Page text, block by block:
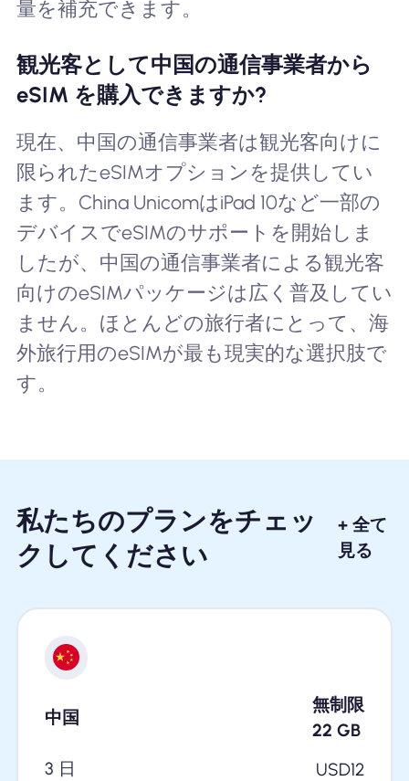
量を補充できます。
観光客として中国の通信事業者から
eSIM を購入できますか?
現在、中国の通信事業者は観光客向けに
限られたeSIMオプションを提供してい
ます。China UnicomはiPad 10など一部の
デバイスでeSIMのサポートを開始しま
したが、中国の通信事業者による観光客
向けのeSIMパッケージは広く普及してい
ません。ほとんどの旅行者にとって、海
外旅行用のeSIMが最も現実的な選択肢で
す。
私たちのプランをチェッ
クしてください
+ 全て
見る
中国
無制限
22 GB
3 日
USD12